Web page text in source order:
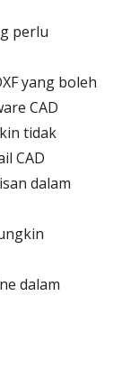
perlu
yang boleh
CAD
tidak
CAD
dalam
dalam